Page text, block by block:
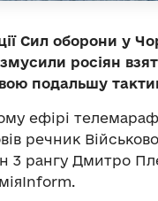
Сил оборони у
росіян
подальшу
ефірі
речник
3 рангу Дмитро